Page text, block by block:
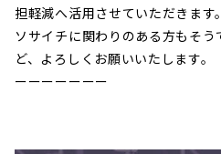
担軽減へ活用させていただきます。
ソサイチに関わりのある方もそ
ど、よろしくお願いいたします。
ーーーーーーー